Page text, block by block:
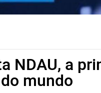
NDAU, a
mundo